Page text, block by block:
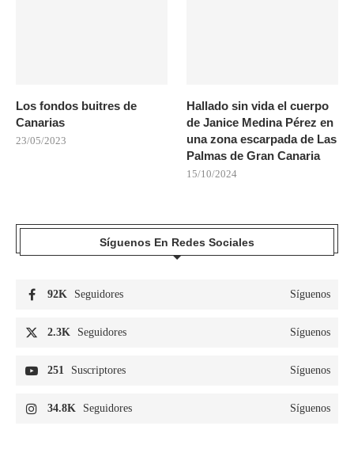
Los fondos buitres de
Canarias
23/05/2023
Hallado sin vida el cuerpo
de Janice Medina Pérez en
una zona escarpada de Las
Palmas de Gran Canaria
15/10/2024
Síguenos En Redes Sociales
92K Seguidores Síguenos
2.3K Seguidores Síguenos
251 Suscriptores Síguenos
34.8K Seguidores Síguenos